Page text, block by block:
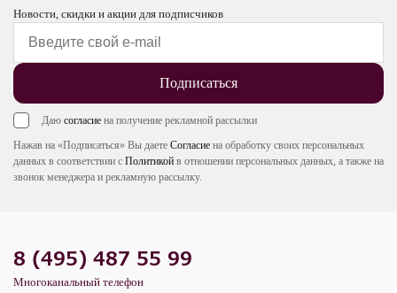
Новости, скидки и акции для подписчиков
Подписаться
Даю согласие на получение рекламной рассылки
Нажав на «Подписаться» Вы даете Согласие на обработку своих персональных
данных в соответствии с Политикой в отношении персональных данных, а также на
звонок менеджера и рекламную рассылку.
8 (495) 487 55 99
Многоканальный телефон